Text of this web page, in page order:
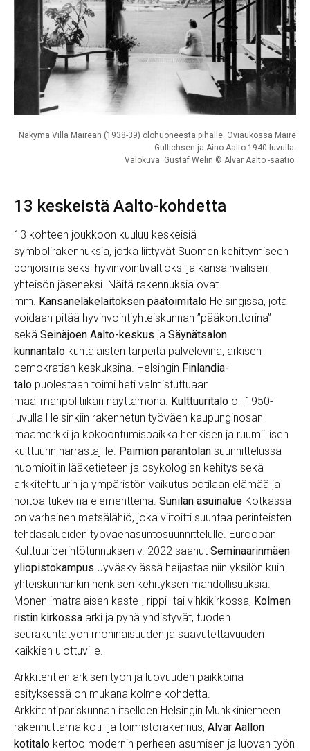
Näkymä Villa Mairean (1938-39) olohuoneesta pihalle. Oviaukossa Maire
Gullichsen ja Aino Aalto 1940-luvulla.
Valokuva: Gustaf Welin © Alvar Aalto -säätiö.
13 keskeistä Aalto-kohdetta
13 kohteen joukkoon kuuluu keskeisiä
symbolirakennuksia, jotka liittyvät Suomen kehittymiseen
pohjoismaiseksi hyvinvointivaltioksi ja kansainvälisen
yhteisön jäseneksi. Näitä rakennuksia ovat
mm. Kansaneläkelaitoksen päätoimitalo Helsingissä, jota
voidaan pitää hyvinvointiyhteiskunnan ”pääkonttorina”
sekä Seinäjoen Aalto-keskus ja Säynätsalon
kunnantalo kuntalaisten tarpeita palvelevina, arkisen
demokratian keskuksina. Helsingin Finlandia-
talo puolestaan toimi heti valmistuttuaan
maailmanpolitiikan näyttämönä. Kulttuuritalo oli 1950-
luvulla Helsinkiin rakennetun työväen kaupunginosan
maamerkki ja kokoontumispaikka henkisen ja ruumiillisen
kulttuurin harrastajille. Paimion parantolan suunnittelussa
huomioitiin lääketieteen ja psykologian kehitys sekä
arkkitehtuurin ja ympäristön vaikutus potilaan elämää ja
hoitoa tukevina elementteinä. Sunilan asuinalue Kotkassa
on varhainen metsälähiö, joka viitoitti suuntaa perinteisten
tehdasalueiden työväenasuntosuunnittelulle. Euroopan
Kulttuuriperintötunnuksen v. 2022 saanut Seminaarinmäen
yliopistokampus Jyväskylässä heijastaa niin yksilön kuin
yhteiskunnankin henkisen kehityksen mahdollisuuksia.
Monen imatralaisen kaste-, rippi- tai vihkikirkossa, Kolmen
ristin kirkossa arki ja pyhä yhdistyvät, tuoden
seurakuntatyön moninaisuuden ja saavutettavuuden
kaikkien ulottuville.
Arkkitehtien arkisen työn ja luovuuden paikkoina
esityksessä on mukana kolme kohdetta.
Arkkitehtipariskunnan itselleen Helsingin Munkkiniemeen
rakennuttama koti- ja toimistorakennus, Alvar Aallon
kotitalo kertoo modernin perheen asumisen ja luovan työn